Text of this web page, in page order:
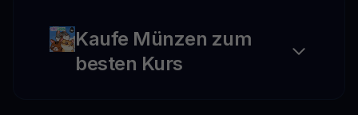
Kaufe Münzen zum
besten Kurs